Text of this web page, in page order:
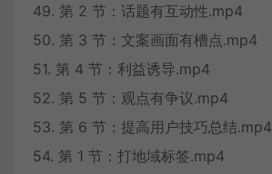
49. 第 2 节：话题有互动性.mp4
50. 第 3 节：文案画面有槽点.mp4
51. 第 4 节：利益诱导.mp4
52. 第 5 节：观点有争议.mp4
53. 第 6 节：提高用户技巧总结.mp4
54. 第 1 节：打地域标签.mp4